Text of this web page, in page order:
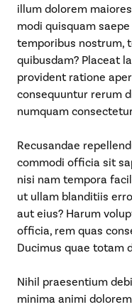
illum dolorem
modi quisquam
temporibus nostrum,
quibusdam? Placeat
provident ratione
consequuntur rerum
numquam
Recusandae
commodi officia sit
nisi nam tempora
ut ullam blanditiis
aut eius? Harum
officia, rem quas
Ducimus quae totam
Nihil praesentium
minima animi